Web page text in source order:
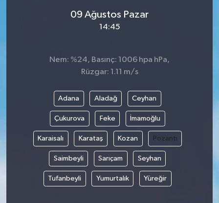
09 Ağustos Pazar
14:45
Nem: %24, Basınç: 1006 hpa hPa,
Rüzgar: 1.11 m/s
Adana Aladağ Ceyhan
Çukurova Feke İmamoğlu
Karaisalı Karataş Kozan Pozantı
Saimbeyli Sarıçam Seyhan
Tufanbeyli Yumurtalık Yüreğir